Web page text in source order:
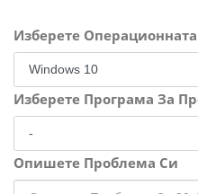
Изберете
Изберете Програма За
Опишете Проблема Си